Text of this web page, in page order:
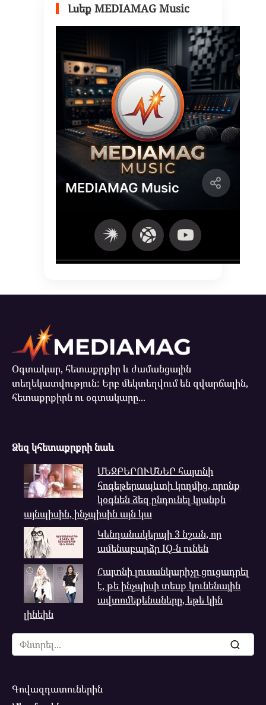
Լսեք MEDIAMAG Music
Օգտակար, հետաքրքիր և ժամանցային
տեղեկատվություն: Երբ մեկտեղվում են զվարճալին,
հետաքրքիրն ու օգտակարը...
Ձեզ կհետաքրքրի նաև
ՄԵՋԲԵՐՈՒՄՆԵՐ հայտնի
հոգեթերապևտի կողմից, որոնք
կօգնեն ձեզ ընդունել կյանքն
այնպիսին, ինչպիսին այն կա
Կենդանակերպի 3 նշան, որ
ամենաբարձր IQ-ն ունեն
Հայտնի լուսանկարիչը ցուցադրել
է, թե ինչպիսի տեսք կունենային
ավտոմեքենաները, եթե կին
լինեին
Search
for:
Գովազդատուներին